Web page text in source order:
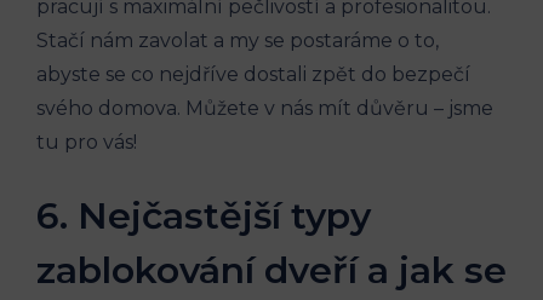
pracují s maximální ⁣pečlivostí a profesionalitou.
Stačí nám‍ zavolat a my se postaráme o ‌to,
abyste se co nejdříve dostali zpět do bezpečí
svého domova. Můžete ‍v nás mít ⁣důvěru – jsme
tu pro vás!
6. Nejčastější typy
zablokování dveří a jak se